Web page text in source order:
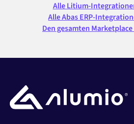
Alle Litium-
Alle Abas ERP-
Den gesamten